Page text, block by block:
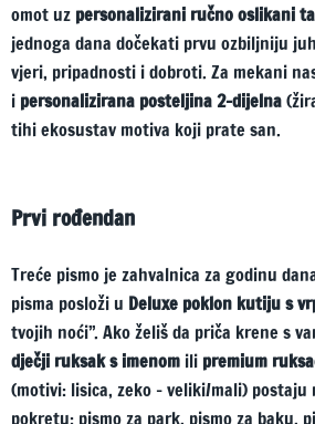
omot uz personalizirani ručno oslikani
jednoga dana dočekati prvu ozbiljniju
vjeri, pripadnosti i dobroti. Za mekani
i personalizirana posteljina 2-dijelna
tihi ekosustav motiva koji prate san.
Prvi rođendan
Treće pismo je zahvalnica za godinu
pisma posloži u Deluxe poklon kutiju s
tvojih noći”. Ako želiš da priča krene s
dječji ruksak s imenom ili premium
(motivi: lisica, zeko – veliki/mali) postaju
pokretu: pismo za park, pismo za baku,